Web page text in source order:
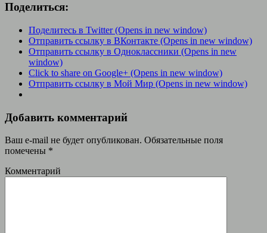
Поделиться:
Поделитесь в Twitter (Opens in new window)
Отправить ссылку в ВКонтакте (Opens in new window)
Отправить ссылку в Одноклассники (Opens in new
window)
Click to share on Google+ (Opens in new window)
Отправить ссылку в Мой Мир (Opens in new window)
Добавить комментарий
Ваш e-mail не будет опубликован. Обязательные поля
помечены *
Комментарий